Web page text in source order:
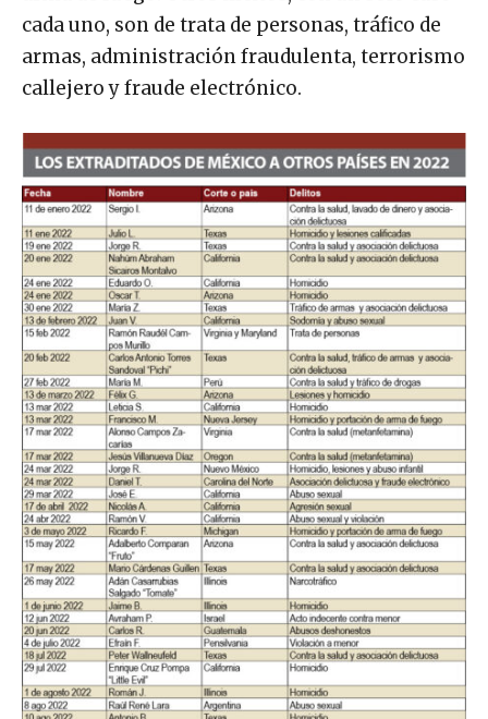
cada uno, son de trata de personas, tráfico de
armas, administración fraudulenta, terrorismo
callejero y fraude electrónico.